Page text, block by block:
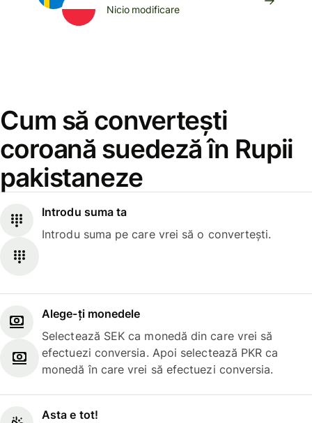
Nicio modificare
Cum să convertești
coroană suedeză în Rupii
pakistaneze
Introdu suma ta
Introdu suma pe care vrei să o convertești.
Alege-ți monedele
Selectează SEK ca monedă din care vrei să
efectuezi conversia. Apoi selectează PKR ca
monedă în care vrei să efectuezi conversia.
Asta e tot!